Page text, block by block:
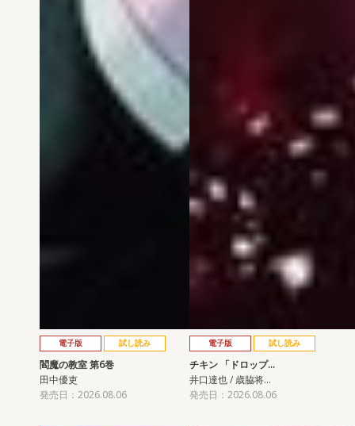
電子版 試し読み
閻魔の教室 第6巻
田中優吏
発売日：2026.08.06
電子版 試し読み
チキン 「ドロップ…
井口達也 / 歳脇将…
発売日：2026.08.06